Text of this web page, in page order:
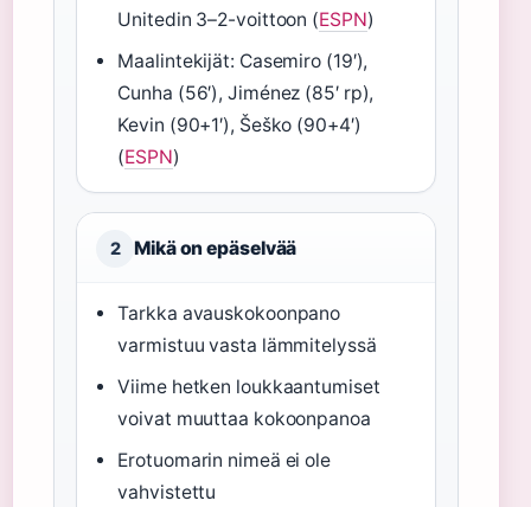
Unitedin 3–2-voittoon (ESPN)
Maalintekijät: Casemiro (19′),
Cunha (56′), Jiménez (85′ rp),
Kevin (90+1′), Šeško (90+4′)
(ESPN)
2 Mikä on epäselvää
Tarkka avauskokoonpano
varmistuu vasta lämmitelyssä
Viime hetken loukkaantumiset
voivat muuttaa kokoonpanoa
Erotuomarin nimeä ei ole
vahvistettu